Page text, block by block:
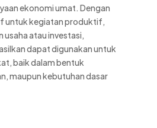
ekonomi umat. Dengan
untuk kegiatan produktif,
atau investasi,
dapat digunakan untuk
baik dalam bentuk
maupun kebutuhan dasar